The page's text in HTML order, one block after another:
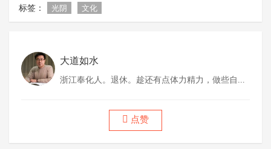
标签： 光阴 文化
大道如水
浙江奉化人。退休。趁还有点体力精力，做些自己
点赞